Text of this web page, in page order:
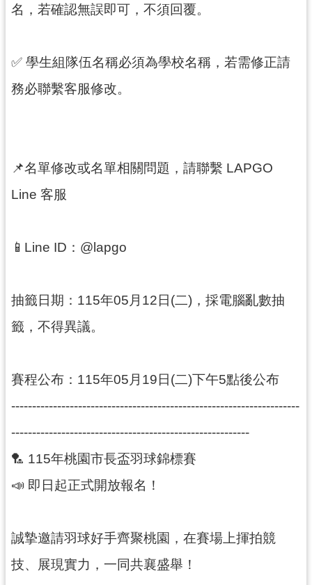
導
市
政
信
l
i
桃
政
權
站
全
政
府
名，若確認無誤即可，不須回覆。
✅ 學生組隊伍名稱必須為學校名稱，若需修正請
務必聯繫客服修改。
📌名單修改或名單相關問題，請聯繫 LAPGO
Line 客服
📱Line ID：@lapgo
抽籤日期：115年05月12日(二)，採電腦亂數抽
籤，不得異議。
賽程公布：115年05月19日(二)下午5點後公布
---------------------------------------------------------------------
---------------------------------------------------------
🏸 115年桃園市長盃羽球錦標賽
📣 即日起正式開放報名！
誠摯邀請羽球好手齊聚桃園，在賽場上揮拍競
技、展現實力，一同共襄盛舉！